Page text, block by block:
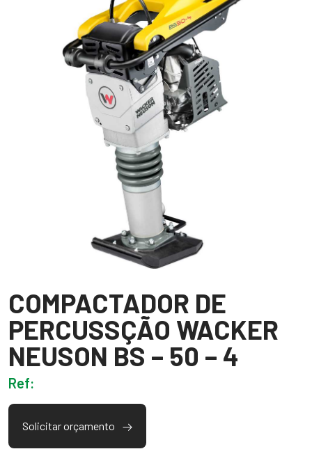
COMPACTADOR DE
PERCUSSÇÃO WACKER
NEUSON BS – 50 – 4
Ref:
Solicitar orçamento